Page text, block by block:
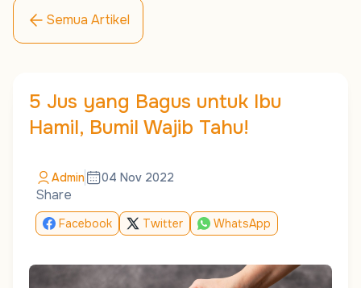
Semua Artikel
5 Jus yang Bagus untuk Ibu
Hamil, Bumil Wajib Tahu!
Admin 04 Nov 2022
Share
Facebook Twitter WhatsApp